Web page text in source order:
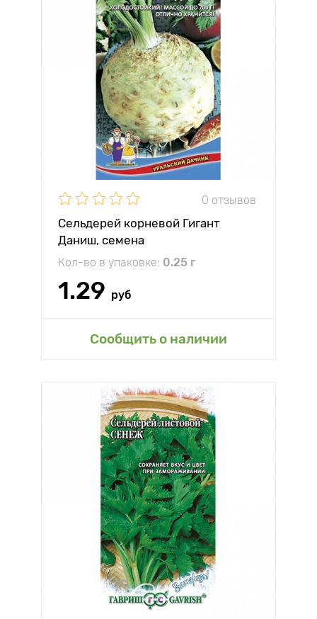
0 отзывов
Сельдерей корневой Гигант
Даниш, семена
Кол-во в упаковке: 0.25 г
1.29 руб
Сообщить о наличии